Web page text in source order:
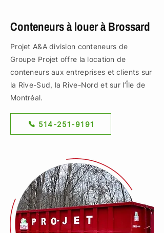
Conteneurs à louer à Brossard
Projet A&A division conteneurs de
Groupe Projet offre la location de
conteneurs aux entreprises et clients sur
la Rive-Sud, la Rive-Nord et sur l’Île de
Montréal.
514-251-9191